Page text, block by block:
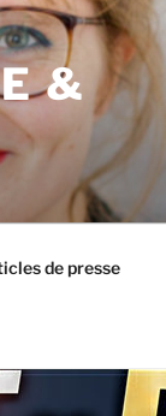
&
de presse